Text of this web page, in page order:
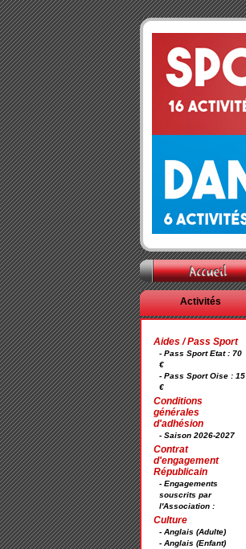
Activités
Aides / Pass Sport
- Pass Sport Etat : 70
€
- Pass Sport Oise : 15
€
Conditions
générales
d'adhésion
- Saison 2026-2027
Contrat
d'engagement
Républicain
- Engagements
souscrits par
l'Association :
Culture
- Anglais (Adulte)
- Anglais (Enfant)